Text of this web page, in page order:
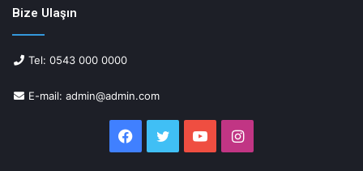
Bize Ulaşın
Tel: 0543 000 0000
E-mail: admin@admin.com
Facebook
Twitter YouTubeInstagram